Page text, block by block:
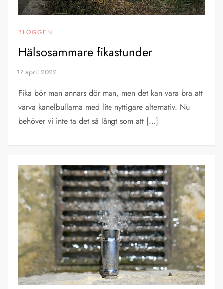
BLOGGEN
Hälsosammare fikastunder
Fika bör man annars dör man, men det kan vara bra att
varva kanelbullarna med lite nyttigare alternativ. Nu
behöver vi inte ta det så långt som att […]